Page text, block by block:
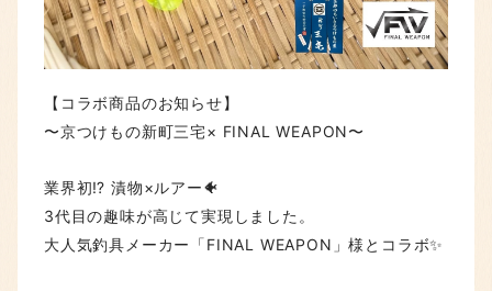
【コラボ商品のお知らせ】
〜京つけもの新町三宅× FINAL WEAPON〜
業界初⁉︎ 漬物×ルアー🐠
3代目の趣味が高じて実現しました。
大人気釣具メーカー「FINAL WEAPON」様とコラボ✨